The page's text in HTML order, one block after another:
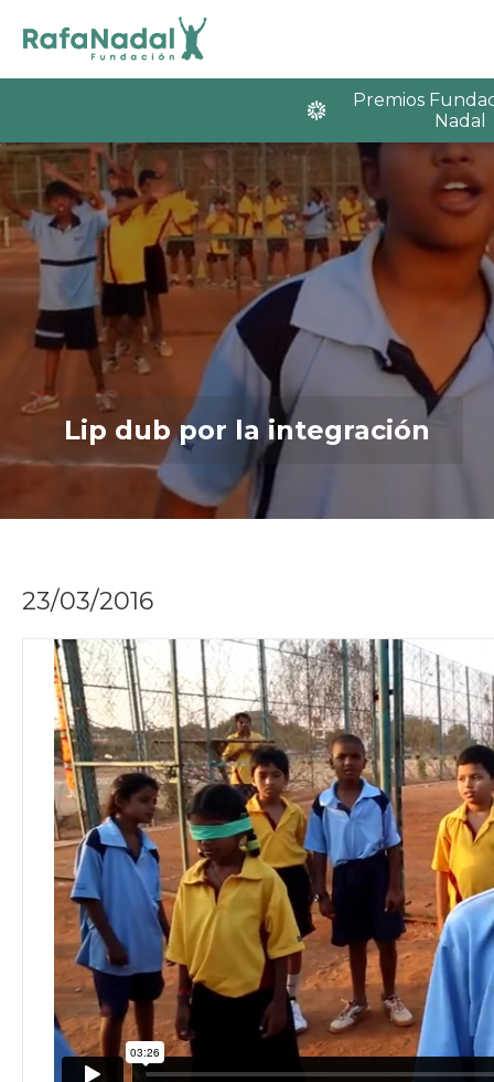
Premios
Nadal
Lip dub por la integración
23/03/2016